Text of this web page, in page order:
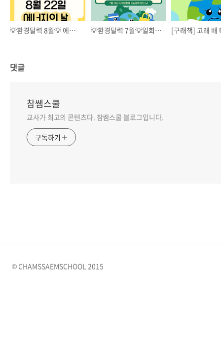
💡환경달력 8월💡 에너지의 날 교육자료 💡환경달력 7월💡일회용 비닐봉투 없는 날 [구래책] 고래 배
댓글
참쌤스쿨
교사가 최고의 콘텐츠다. 참쌤스쿨 블로그입니다.
구독하기
© CHAMSSAEMSCHOOL 2015